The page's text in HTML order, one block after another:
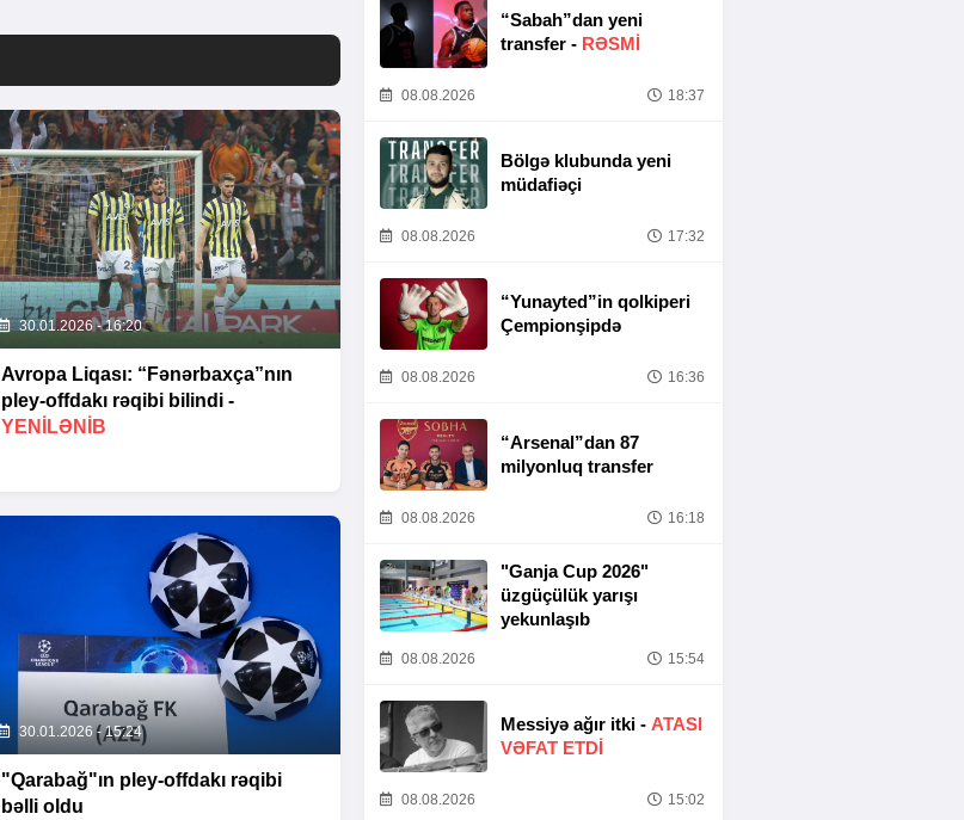
30.01.2026 - 16:20
Avropa Liqası: “Fənərbaxça”nın
pley-offdakı rəqibi bilindi -
YENİLƏNİB
30.01.2026 - 15:24
"Qarabağ"ın pley-offdakı rəqibi
bəlli oldu
“Sabah”dan yeni
transfer - RƏSMİ
08.08.2026 18:37
Bölgə klubunda yeni
müdafiəçi
08.08.2026 17:32
“Yunayted”in qolkiperi
Çempionşipdə
08.08.2026 16:36
“Arsenal”dan 87
milyonluq transfer
08.08.2026 16:18
"Ganja Cup 2026"
üzgüçülük yarışı
yekunlaşıb
08.08.2026 15:54
Messiyə ağır itki - ATASI
VƏFAT ETDI
08.08.2026 15:02